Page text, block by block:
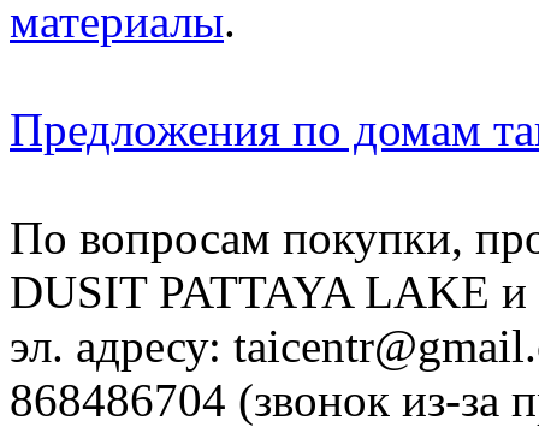
материалы.
Предложения по домам
По вопросам покупки,
DUSIT PATTAYA LAKE и
эл. адресу:
868486704 (звонок из-за